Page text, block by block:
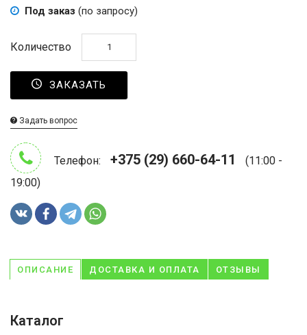
Под заказ (по запросу)
Количество
ЗАКАЗАТЬ
Задать вопрос
Телефон: +375 (29) 660-64-11
(11:00 -
19:00)
ОПИСАНИЕ ДОСТАВКА И ОПЛАТА ОТЗЫВЫ
Каталог